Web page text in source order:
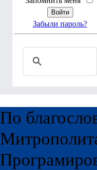
Забыли пароль?
По